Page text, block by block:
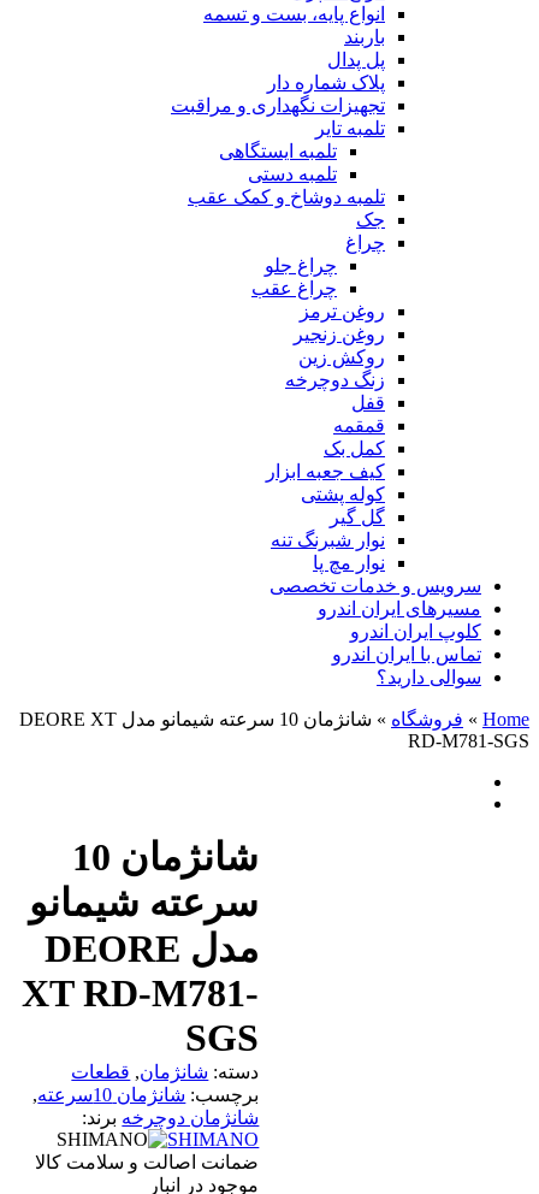
انواع پایه، بست و تسمه
باربند
پل پدال
پلاک شماره دار
تجهیزات نگهداری و مراقبت
تلمبه تایر
تلمبه ایستگاهی
تلمبه دستی
تلمبه دوشاخ و کمک عقب
جک
چراغ
چراغ جلو
چراغ عقب
روغن ترمز
روغن زنجیر
روکش زین
زنگ دوچرخه
قفل
قمقمه
کمل بک
کیف جعبه ابزار
کوله پشتی
گل گیر
نوار شبرنگ تنه
نوار مچ پا
سرویس و خدمات تخصصی
مسیرهای ایران اندرو
کلوپ ایران اندرو
تماس با ایران اندرو
سوالی دارید؟
Home
» فروشگاه »
شانژمان 10 سرعته شیمانو مدل DEORE XT
RD-M781-SGS
شانژمان 10
سرعته شیمانو
مدل DEORE
XT RD-M781-
SGS
دسته: شانژمان, قطعات
برچسب: شانژمان 10سرعته
,
شانژمان دوچرخه برند:
SHIMANO
ضمانت اصالت و سلامت کالا
موجود در انبار